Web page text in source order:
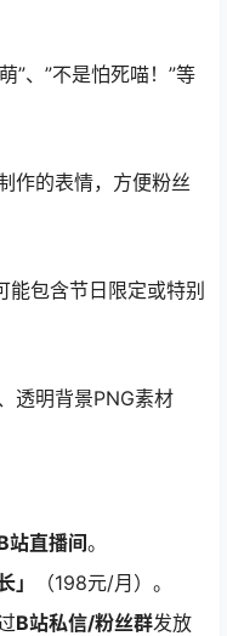
”、”不是怕死喵！”等
作的表情，方便粉丝
能包含节日限定或特别
透明背景PNG素材
站直播间。
」
（198元/月）。
B站私信/粉丝群发放